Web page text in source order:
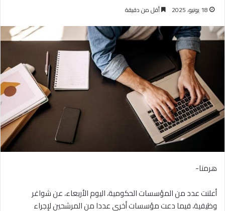
18 يونيو، 2025 أقل من دقيقة
هرمنا-
أعلنت عدد من المؤسسات الحكومية، اليوم الأربعاء، عن شواغر
وظيفية، فيما دعت مؤسسات أخرى عددا من المرشحين لإجراء